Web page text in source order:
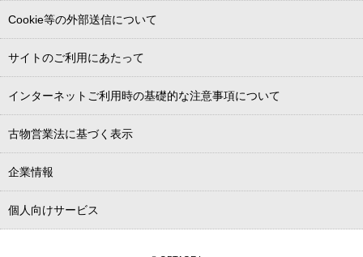
Cookie等の外部送信について
サイトのご利用にあたって
インターネットご利用時の基礎的な注意事項について
古物営業法に基づく表示
企業情報
個人向けサービス